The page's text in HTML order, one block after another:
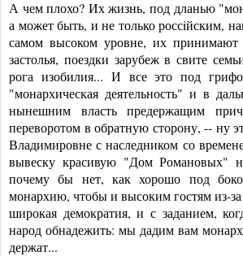
А чем плохо? Их жизнь, под дланью
а может быть, и не только россiйским,
самом высоком уровне, их
застолья, поездки зарубеж в свите
рога изобилия... И все это под
"монархическая деятельность" и в
нынешним власть предержащим
переворотом в обратную сторону, -- ну
Владимировне с наследником со
вывеску красивую "Дом Романовых"
почему бы нет, как хорошо под
монархию, чтобы и высоким гостям из-
широкая демократия, и с заданием,
народ обнадежить: мы дадим вам
держат...